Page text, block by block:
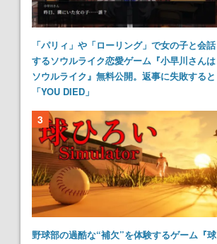
「パリィ」や「ローリング」で女の子と会話
するソウルライク恋愛ゲーム『小早川さんは
ソウルライク』無料公開。返事に失敗すると
「YOU DIED」
3
野球部の過酷な“補欠”を体験するゲーム『球